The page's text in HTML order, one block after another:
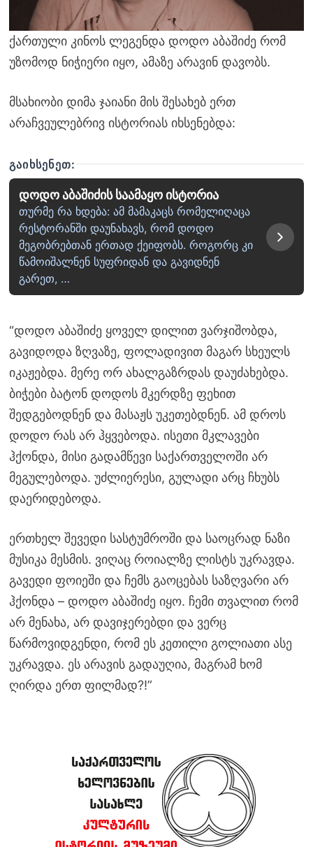
ქართული კინოს ლეგენდა დოდო აბაშიძე რომ
უზომოდ ნიჭიერი იყო, ამაზე არავინ დავობს.
მსახიობი დიმა ჯაიანი მის შესახებ ერთ
არაჩვეულებრივ ისტორიას იხსენებდა:
ᲒᲐᲘᲮᲡᲔᲜᲔᲗ:
დოდო აბაშიძის საამაყო ისტორია
თურმე რა ხდება: ამ მამაკაცს რომელიღაცა
რესტორანში დაუნახავს, რომ დოდო
მეგობრებთან ერთად ქეიფობს. როგორც კი
წამოიშალნენ სუფრიდან და გავიდნენ
გარეთ, …
“დოდო აბაშიძე ყოველ დილით ვარჯიშობდა,
გავიდოდა ზღვაზე, ფოლადივით მაგარ სხეულს
იკაჟებდა. მერე ორ ახალგაზრდას დაუძახებდა.
ბიჭები ბატონ დოდოს მკერდზე ფეხით
შედგებოდნენ და მასაჟს უკეთებდნენ. ამ დროს
დოდო რას არ ჰყვებოდა. ისეთი მკლავები
ჰქონდა, მისი გადამწევი საქართველოში არ
მეგულებოდა. უძლიერესი, გულადი არც ჩხუბს
დაერიდებოდა.
ერთხელ შევედი სასტუმროში და საოცრად ნაზი
მუსიკა მესმის. ვიღაც როიალზე ლისტს უკრავდა.
გავედი ფოიეში და ჩემს გაოცებას საზღვარი არ
ჰქონდა – დოდო აბაშიძე იყო. ჩემი თვალით რომ
არ მენახა, არ დავიჯერებდი და ვერც
წარმოვიდგენდი, რომ ეს კეთილი გოლიათი ასე
უკრავდა. ეს არავის გადაუღია, მაგრამ ხომ
ღირდა ერთ ფილმად?!”